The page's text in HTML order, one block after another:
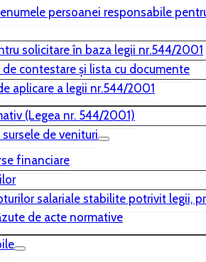
persoanei responsabile
solicitare în baza legii nr.544/2001
contestare și lista cu documente
aplicare a legii nr.544/2001
(Legea nr. 544/2001)
de venituri
financiare
salariale stabilite potrivit legii,
de acte normative